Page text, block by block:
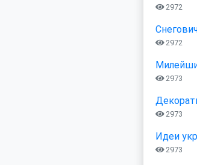
2972
2972
2973
2973
Идеи
2973